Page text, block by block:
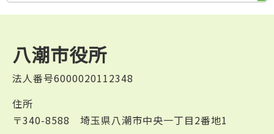
八潮市役所
法人番号6000020112348
住所
〒340-8588 埼玉県八潮市中央一丁目2番地1